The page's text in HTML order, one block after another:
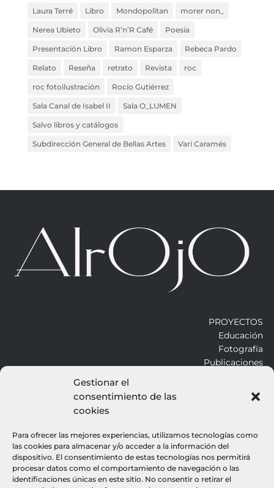
Gestionar el
consentimiento de las
cookies
Para ofrecer las mejores experiencias, utilizamos tecnologías como
las cookies para almacenar y/o acceder a la información del
dispositivo. El consentimiento de estas tecnologías nos permitirá
procesar datos como el comportamiento de navegación o las
identificaciones únicas en este sitio. No consentir o retirar el
Laura Terré Libro Mondopolitan morer non_
Nerea Ubieto Olivia R’n’R Café Poesia
Presentación Libro Ramon Esparza Rebeca Pardo
Relato Reseña retrato Revista roc
roc fotoilustración Rocío Gutiérrez
Sala Canal de Isabel II Sala O_LUMEN
Salvo libros y catálogos
Subdirección General de Bellas Artes Vari Caramés
PROYECTOS
Educación
Fotografía
Publicaciones
ALROJO
Contacto
LEGALES